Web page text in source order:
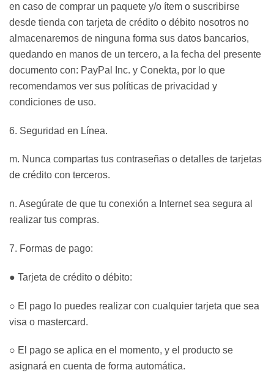
en caso de comprar un paquete y/o ítem o suscribirse
desde tienda con tarjeta de crédito o débito nosotros no
almacenaremos de ninguna forma sus datos bancarios,
quedando en manos de un tercero, a la fecha del presente
documento con: PayPal Inc. y Conekta, por lo que
recomendamos ver sus políticas de privacidad y
condiciones de uso.
6. Seguridad en Línea.
m. Nunca compartas tus contraseñas o detalles de tarjetas
de crédito con terceros.
n. Asegúrate de que tu conexión a Internet sea segura al
realizar tus compras.
7. Formas de pago:
● Tarjeta de crédito o débito:
○ El pago lo puedes realizar con cualquier tarjeta que sea
visa o mastercard.
○ El pago se aplica en el momento, y el producto se
asignará en cuenta de forma automática.